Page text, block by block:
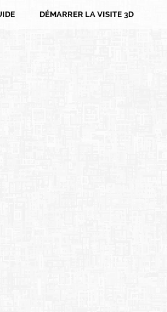
DÉMARRER LA VISITE 3D